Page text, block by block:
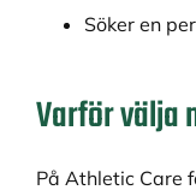
Söker en
Varför välja
På Athletic Care